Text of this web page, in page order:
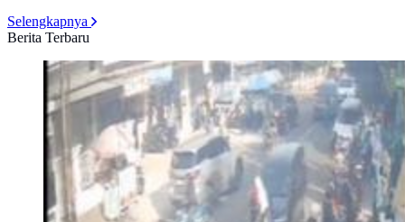
Selengkapnya
Berita Terbaru